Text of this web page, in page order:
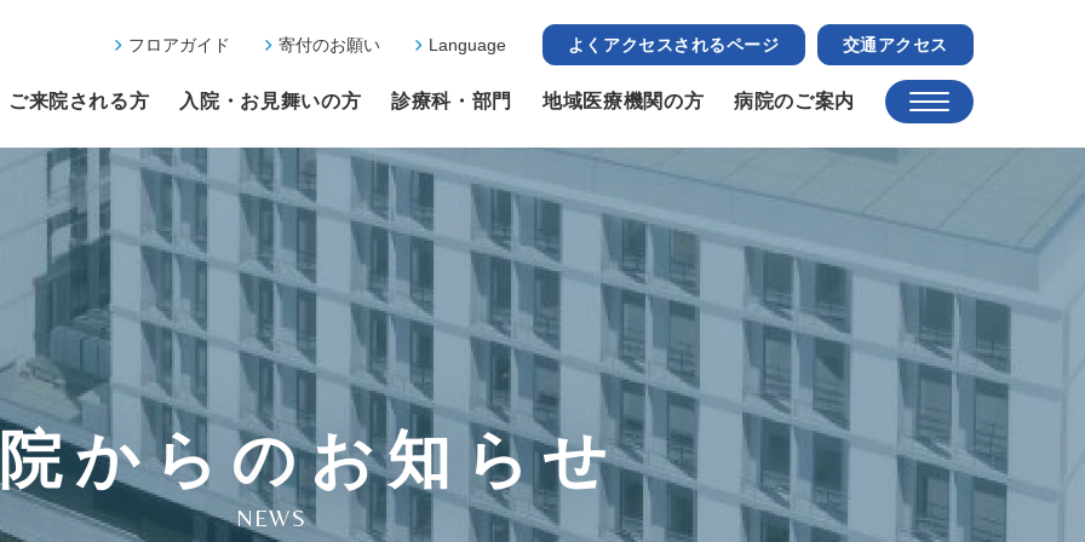
フロアガイド 寄付のお願い Language よくアクセスされるページ 交通アクセス
ご来院される方 入院・お見舞いの方 診療科・部門 地域医療機関の方 病院のご案内
からのお知らせ
NEWS